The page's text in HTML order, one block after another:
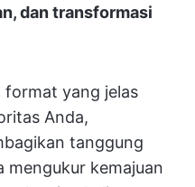
dan transformasi
format yang jelas
Anda,
tanggung
mengukur kemajuan